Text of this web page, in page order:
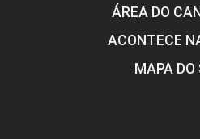
ÁREA DO
ACONTECE
MAPA DO